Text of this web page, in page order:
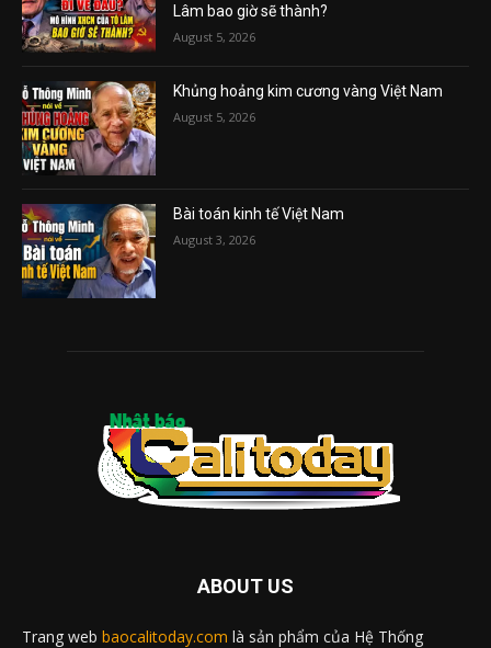
Lâm bao giờ sẽ thành?
August 5, 2026
Khủng hoảng kim cương vàng Việt Nam
August 5, 2026
Bài toán kinh tế Việt Nam
August 3, 2026
ABOUT US
Trang web baocalitoday.com là sản phẩm của Hệ Thống